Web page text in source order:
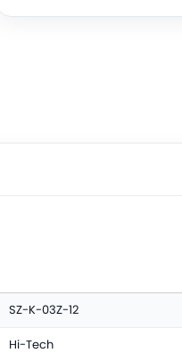
SZ-K-03Z-12
Hi-Tech